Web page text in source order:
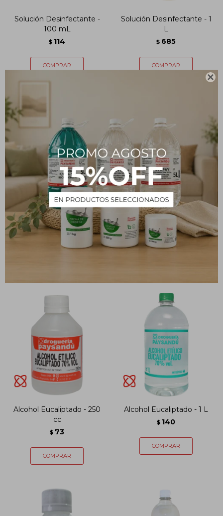

Solución Desinfectante -
100 mL
$ 114
Solución Desinfectante - 1
L
$ 685
Alcohol Bórico 30 mL
$ 81
Alcohol en spray con
Glicerina - 120 mL
$ 84
Alcohol Eucaliptado - 250
cc
$ 73
Alcohol Eucaliptado - 1 L
$ 140